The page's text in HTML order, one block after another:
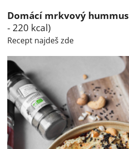
Domácí mrkvový hummus
- 220 kcal)
Recept najdeš zde